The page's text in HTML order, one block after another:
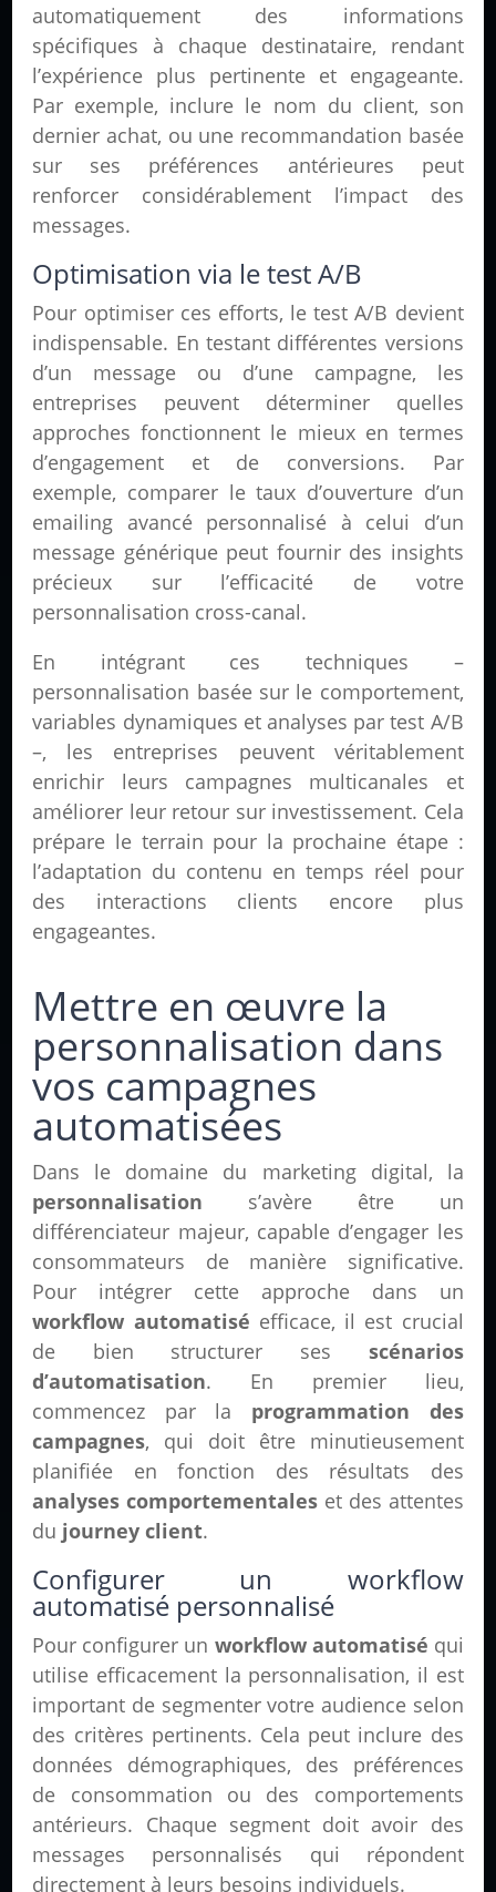
automatiquement des informations
spécifiques à chaque destinataire, rendant
l’expérience plus pertinente et engageante.
Par exemple, inclure le nom du client, son
dernier achat, ou une recommandation basée
sur ses préférences antérieures peut
renforcer considérablement l’impact des
messages.
Optimisation via le test A/B
Pour optimiser ces efforts, le test A/B devient
indispensable. En testant différentes versions
d’un message ou d’une campagne, les
entreprises peuvent déterminer quelles
approches fonctionnent le mieux en termes
d’engagement et de conversions. Par
exemple, comparer le taux d’ouverture d’un
emailing avancé personnalisé à celui d’un
message générique peut fournir des insights
précieux sur l’efficacité de votre
personnalisation cross-canal.
En intégrant ces techniques –
personnalisation basée sur le comportement,
variables dynamiques et analyses par test A/B
–, les entreprises peuvent véritablement
enrichir leurs campagnes multicanales et
améliorer leur retour sur investissement. Cela
prépare le terrain pour la prochaine étape :
l’adaptation du contenu en temps réel pour
des interactions clients encore plus
engageantes.
Mettre en œuvre la
personnalisation dans
vos campagnes
automatisées
Dans le domaine du marketing digital, la
personnalisation s’avère être un
différenciateur majeur, capable d’engager les
consommateurs de manière significative.
Pour intégrer cette approche dans un
workflow automatisé efficace, il est crucial
de bien structurer ses scénarios
d’automatisation. En premier lieu,
commencez par la programmation des
campagnes, qui doit être minutieusement
planifiée en fonction des résultats des
analyses comportementales et des attentes
du journey client.
Configurer un workflow
automatisé personnalisé
Pour configurer un workflow automatisé qui
utilise efficacement la personnalisation, il est
important de segmenter votre audience selon
des critères pertinents. Cela peut inclure des
données démographiques, des préférences
de consommation ou des comportements
antérieurs. Chaque segment doit avoir des
messages personnalisés qui répondent
directement à leurs besoins individuels.